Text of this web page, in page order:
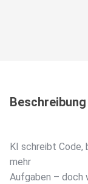
Beschreibung
KI schreibt Code,
mehr
Aufgaben – doch